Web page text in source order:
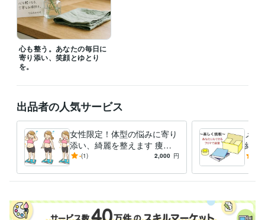
【時間外や深夜のご相談も大歓迎です】
「朝の家事が終わった一息に」「夜、一人の時間になってから」など、
ご希望の時間帯があれば事前にお知らせください。
20時以降や早朝など、上記以外の時間帯でも喜んで調整させていただき
ます。
【まずはお気軽にメッセージをください】
す。
お待ちしています。
経験職種
管理 / 経理 経験年数 : 2年
事務・ビジネスサポート / 事務（一般事務） 経験年数 : 2年
物流・購買 / 調達・購買 経験年数 : 2年
ライフスタイル・その他 / 家事代行 経験年数 : 4年
心も整う。あなたの毎日に
寄り添い、笑顔とゆとり
を。
出品者の人気サービス
女性限定！体型の悩みに寄り
添い、綺麗を整えます 痩せ
る前に今の自分を知る！前向
-(1) 2,000 円
メ
緒に
前に